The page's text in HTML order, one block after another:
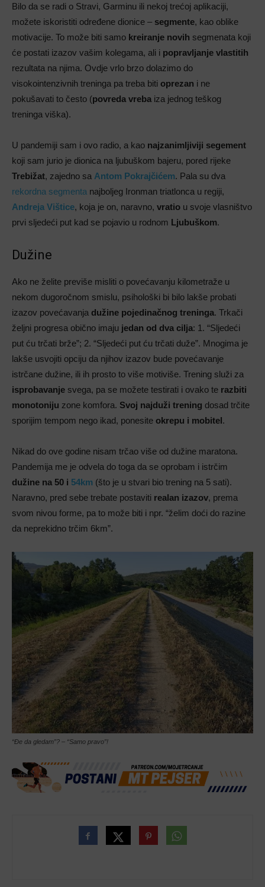
Bilo da se radi o Stravi, Garminu ili nekoj trećoj aplikaciji,
možete iskoristiti određene dionice – segmente, kao oblike
motivacije. To može biti samo kreiranje novih segmenata koji
će postati izazov vašim kolegama, ali i popravljanje vlastitih
rezultata na njima. Ovdje vrlo brzo dolazimo do
visokointenzivnih treninga pa treba biti oprezan i ne
pokušavati to često (povreda vreba iza jednog teškog
treninga viška).
U pandemiji sam i ovo radio, a kao najzanimljiviji segement
koji sam jurio je dionica na ljubuškom bajeru, pored rijeke
Trebižat, zajedno sa Antom Pokrajčićem. Pala su dva
rekordna segmenta najboljeg Ironman triatlonca u regiji,
Andreja Vištice, koja je on, naravno, vratio u svoje vlasništvo
prvi sljedeći put kad se pojavio u rodnom Ljubuškom.
Dužine
Ako ne želite previše misliti o povećavanju kilometraže u
nekom dugoročnom smislu, psihološki bi bilo lakše probati
izazov povećavanja dužine pojedinačnog treninga. Trkači
željni progresa obično imaju jedan od dva cilja: 1. “Sljedeći
put ću trčati brže”; 2. “Sljedeći put ću trčati duže”. Mnogima je
lakše usvojiti opciju da njihov izazov bude povećavanje
istrčane dužine, ili ih prosto to više motiviše. Trening služi za
isprobavanje svega, pa se možete testirati i ovako te razbiti
monotoniju zone komfora. Svoj najduži trening dosad trčite
sporijim tempom nego ikad, ponesite okrepu i mobitel.
Nikad do ove godine nisam trčao više od dužine maratona.
Pandemija me je odvela do toga da se oprobam i istrčim
dužine na 50 i 54km (što je u stvari bio trening na 5 sati).
Naravno, pred sebe trebate postaviti realan izazov, prema
svom nivou forme, pa to može biti i npr. “želim doći do razine
da neprekidno trčim 6km”.
“Đe da gledam”? – “Samo pravo”!